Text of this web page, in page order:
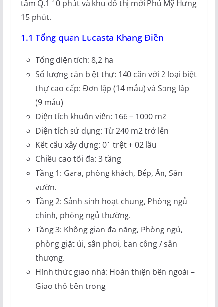
tâm Q.1 10 phút và khu đô thị mới Phú Mỹ Hưng
15 phút.
1.1 Tổng quan Lucasta Khang Điền
Tổng diện tích: 8,2 ha
Số lượng căn biệt thự: 140 căn với 2 loại biệt
thự cao cấp: Đơn lập (14 mẫu) và Song lập
(9 mẫu)
Diện tích khuôn viên: 166 – 1000 m2
Diện tích sử dụng: Từ 240 m2 trở lên
Kết cấu xây dựng: 01 trệt + 02 lầu
Chiều cao tối đa: 3 tầng
Tầng 1: Gara, phòng khách, Bếp, Ăn, Sân
vườn.
Tầng 2: Sảnh sinh hoạt chung, Phòng ngủ
chính, phòng ngủ thường.
Tầng 3: Không gian đa năng, Phòng ngủ,
phòng giặt ủi, sân phơi, ban công / sân
thượng.
Hình thức giao nhà: Hoàn thiện bên ngoài –
Giao thô bên trong